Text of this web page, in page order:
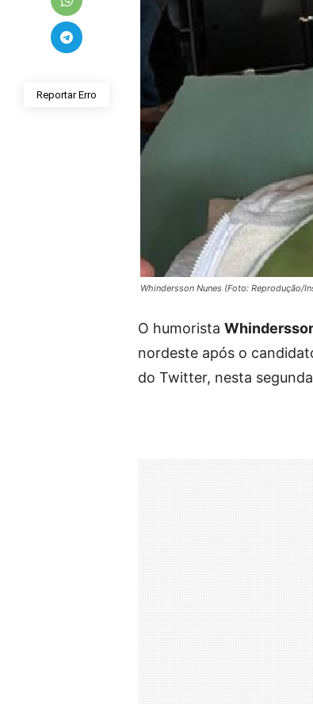
Reportar Erro
Whindersson Nunes (Foto: Reprodução/
O humorista
nordeste após o
do Twitter, nesta